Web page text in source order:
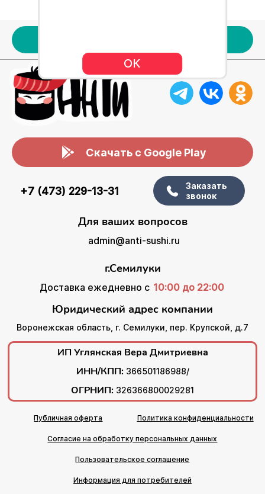
Скачать с Google Play
+7 (473) 229-13-31
Заказать
звонок
Для ваших вопросов
admin@anti-sushi.ru
г.Семилуки
Доставка ежедневно с 10:00 до 22:00
Юридический адрес компании
Воронежская область, г. Семилуки, пер. Крупской, д.7
ИП Углянская Вера Дмитриевна
ИНН/КПП: 366501186988/
ОГРНИП: 326366800029281
Публичная оферта Политика конфиденциальности
Согласие на обработку персональных данных
Пользовательское соглашение
Информация для потребителей
ОК